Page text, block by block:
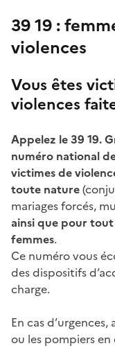
39 19 :
violences
Vous êtes
violences
Appelez le 39 19.
numéro national
victimes de
toute nature
mariages forcés,
ainsi que pour
femmes.
Ce numéro vous
des dispositifs
charge.
En cas
ou les pompiers en